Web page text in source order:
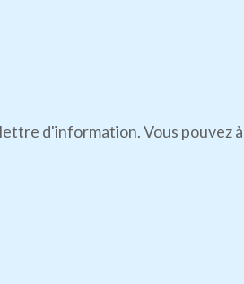
d'information. Vous pouvez